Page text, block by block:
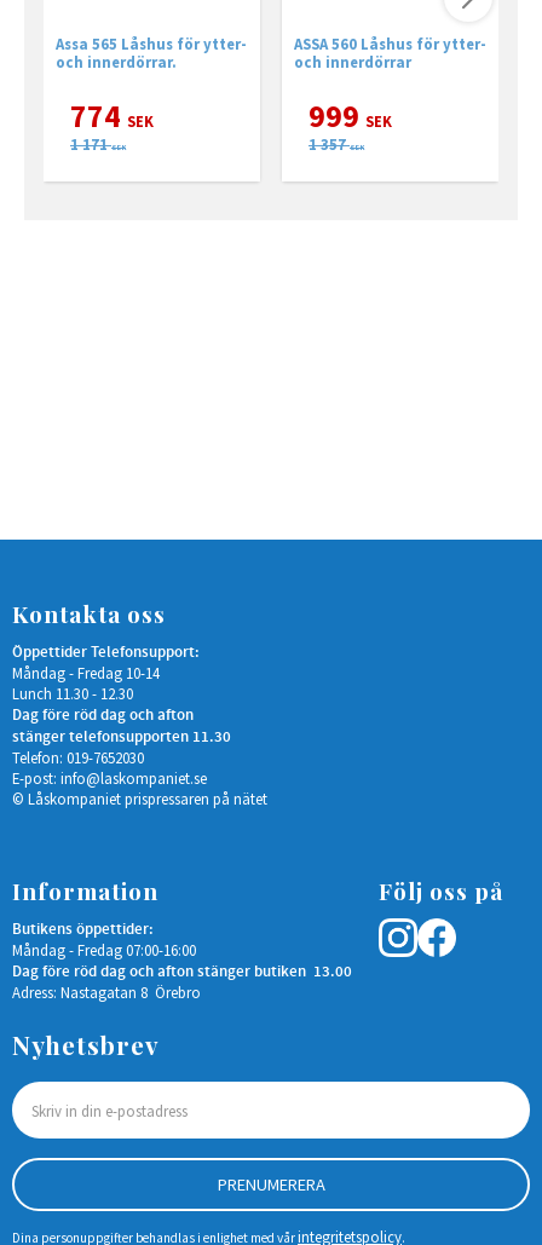
Assa 565 Låshus för ytter-
och innerdörrar.
774 SEK
1 171 SEK
ASSA 560 Låshus för ytter-
och innerdörrar
999 SEK
1 357 SEK
Kontakta oss
Öppettider Telefonsupport:
Måndag - Fredag 10-14
Lunch 11.30 - 12.30
Dag före röd dag och afton
stänger telefonsupporten 11.30
Telefon: 019-7652030
E-post: info@laskompaniet.se
© Låskompaniet prispressaren på nätet
Information
Butikens öppettider:
Måndag - Fredag 07:00-16:00
Dag före röd dag och afton stänger butiken 13.00
Adress: Nastagatan 8 Örebro
Följ oss på
Nyhetsbrev
PRENUMERERA
Dina personuppgifter behandlas i enlighet med vårintegritetspolicy.